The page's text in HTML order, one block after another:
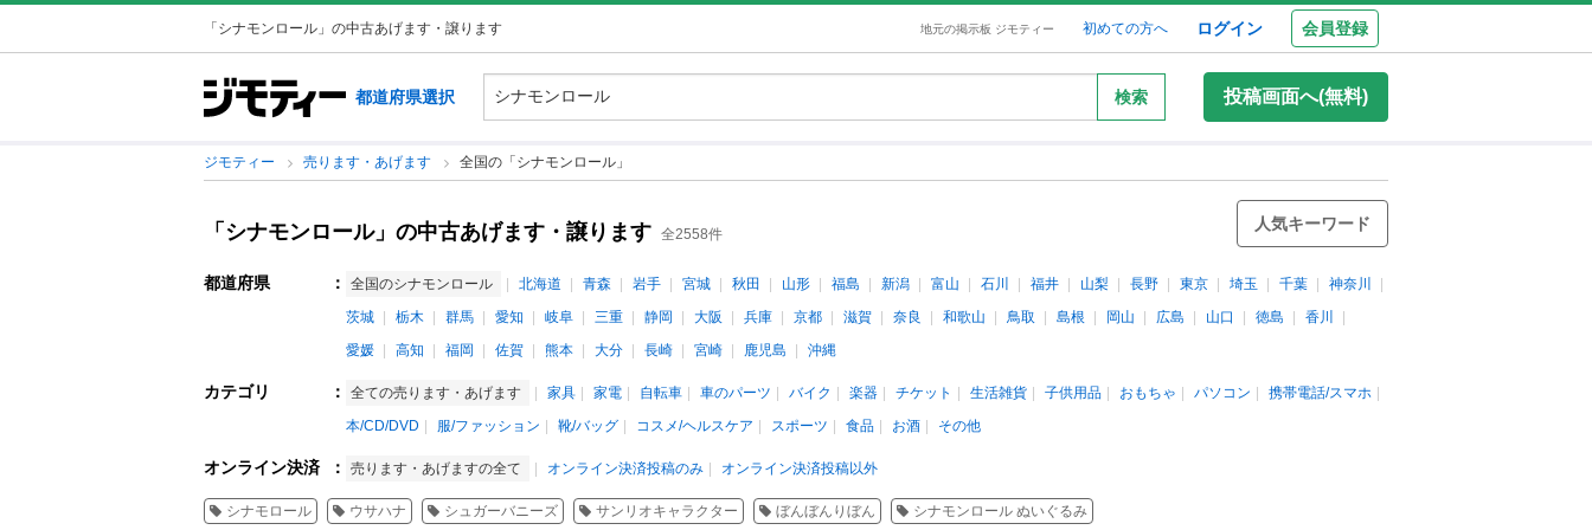
「シナモンロール」の中古あげます・譲ります 地元の掲示板 ジモティー 初めての方へ ログイン 会員登録
都道府県選択 検索 投稿画面へ(無料)
ジモティー 売ります・あげます 全国の「シナモンロール」
「シナモンロール」の中古あげます・譲ります 全2558件
人気キーワード
都道府県 ： 全国のシナモンロール 北海道 青森 岩手 宮城 秋田 山形 福島 新潟 富山 石川 福井 山梨 長野 東京 埼玉 千葉
神奈川
茨城
栃木 群馬 愛知 岐阜 三重 静岡 大阪 兵庫 京都 滋賀 奈良 和歌山 鳥取 島根 岡山 広島 山口 徳島
香川
愛媛
高知 福岡 佐賀 熊本 大分 長崎 宮崎 鹿児島 沖縄
カテゴリ ： 全ての売ります・あげます 家具 家電 自転車 車のパーツ バイク 楽器 チケット 生活雑貨 子供用品 おもちゃ パソコン
携帯電話/スマホ
本/CD/DVD
服/ファッション 靴/バッグ コスメ/ヘルスケア スポーツ 食品 お酒 その他
オンライン決済 ： 売ります・あげますの全て オンライン決済投稿のみ オンライン決済投稿以外
シナモロール ウサハナ シュガーバニーズ サンリオキャラクター ぼんぼんりぼん シナモンロール ぬいぐるみ